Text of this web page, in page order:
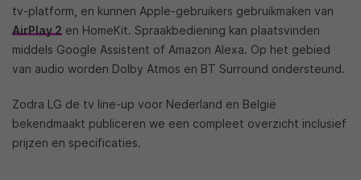
tv-platform, en kunnen Apple-gebruikers gebruikmaken van
AirPlay 2 en HomeKit. Spraakbediening kan plaatsvinden
middels Google Assistent of Amazon Alexa. Op het gebied
van audio worden Dolby Atmos en BT Surround ondersteund.
Zodra LG de tv line-up voor Nederland en België
bekendmaakt publiceren we een compleet overzicht inclusief
prijzen en specificaties.